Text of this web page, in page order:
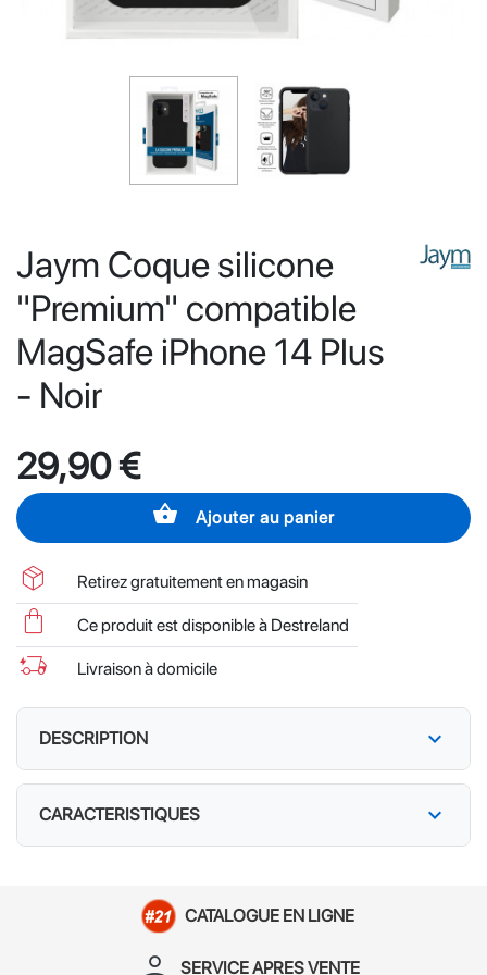
Jaym Coque silicone
"Premium" compatible
MagSafe iPhone 14 Plus
- Noir
29,90 €
shopping_basket Ajouter au panier
package_2 Retirez gratuitement en magasin
shopping_bag Ce produit est disponible à Destreland
delivery_truck_bolt Livraison à domicile
DESCRIPTION expand_more
CARACTERISTIQUES expand_more
CATALOGUE EN LIGNE
SERVICE APRES VENTE